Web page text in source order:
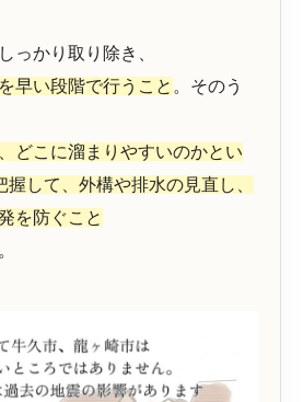
っかり取り除き、
早い段階で行うこと 。そのう
どこに溜まりやすいのかとい
握して、外構や排水の見直し、
を防ぐこと